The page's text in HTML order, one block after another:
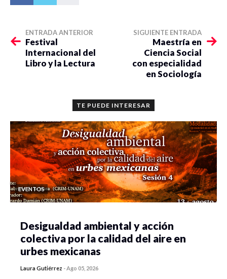
ENTRADA ANTERIOR
Festival
Internacional del
Libro y la Lectura
SIGUIENTE ENTRADA
Maestría en
Ciencia Social
con especialidad
en Sociología
TE PUEDE INTERESAR
EVENTOS
Desigualdad ambiental y acción
colectiva por la calidad del aire en
urbes mexicanas
Laura Gutiérrez -Ago 05, 2026